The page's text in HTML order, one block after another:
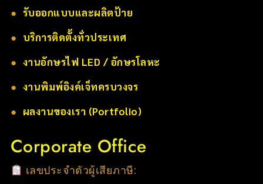
● รับออกแบบและผลิตป้าย
● บริการติดตั้งทั่วประเทศ
● งานอักษรไฟ LED / อักษรโลหะ
● งานพิมพ์อิงค์เจ็ทครบวงจร
● ผลงานของเรา (Portfolio)
Corporate Office
เลขประจำตัวผู้เสียภาษี: